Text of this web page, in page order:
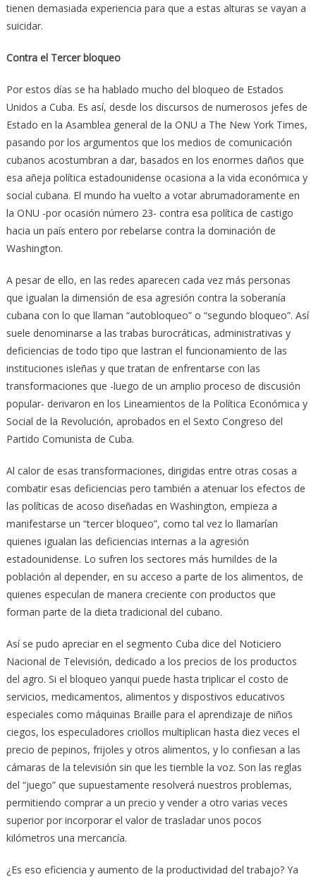
tienen demasiada experiencia para que a estas alturas se vayan a
suicidar.
Contra el Tercer bloqueo
Por estos días se ha hablado mucho del bloqueo de Estados
Unidos a Cuba. Es así, desde los discursos de numerosos jefes de
Estado en la Asamblea general de la ONU a The New York Times,
pasando por los argumentos que los medios de comunicación
cubanos acostumbran a dar, basados en los enormes daños que
esa añeja política estadounidense ocasiona a la vida económica y
social cubana. El mundo ha vuelto a votar abrumadoramente en
la ONU -por ocasión número 23- contra esa política de castigo
hacia un país entero por rebelarse contra la dominación de
Washington.
A pesar de ello, en las redes aparecen cada vez más personas
que igualan la dimensión de esa agresión contra la soberanía
cubana con lo que llaman “autobloqueo” o “segundo bloqueo”. Así
suele denominarse a las trabas burocráticas, administrativas y
deficiencias de todo tipo que lastran el funcionamiento de las
instituciones isleñas y que tratan de enfrentarse con las
transformaciones que -luego de un amplio proceso de discusión
popular- derivaron en los Lineamientos de la Política Económica y
Social de la Revolución, aprobados en el Sexto Congreso del
Partido Comunista de Cuba.
Al calor de esas transformaciones, dirigidas entre otras cosas a
combatir esas deficiencias pero también a atenuar los efectos de
las políticas de acoso diseñadas en Washington, empieza a
manifestarse un “tercer bloqueo”, como tal vez lo llamarían
quienes igualan las deficiencias internas a la agresión
estadounidense. Lo sufren los sectores más humildes de la
población al depender, en su acceso a parte de los alimentos, de
quienes especulan de manera creciente con productos que
forman parte de la dieta tradicional del cubano.
Así se pudo apreciar en el segmento Cuba dice del Noticiero
Nacional de Televisión, dedicado a los precios de los productos
del agro. Si el bloqueo yanqui puede hasta triplicar el costo de
servicios, medicamentos, alimentos y dispostivos educativos
especiales como máquinas Braille para el aprendizaje de niños
ciegos, los especuladores criollos multiplican hasta diez veces el
precio de pepinos, frijoles y otros alimentos, y lo confiesan a las
cámaras de la televisión sin que les tiemble la voz. Son las reglas
del “juego” que supuestamente resolverá nuestros problemas,
permitiendo comprar a un precio y vender a otro varias veces
superior por incorporar el valor de trasladar unos pocos
kilómetros una mercancía.
¿Es eso eficiencia y aumento de la productividad del trabajo? Ya